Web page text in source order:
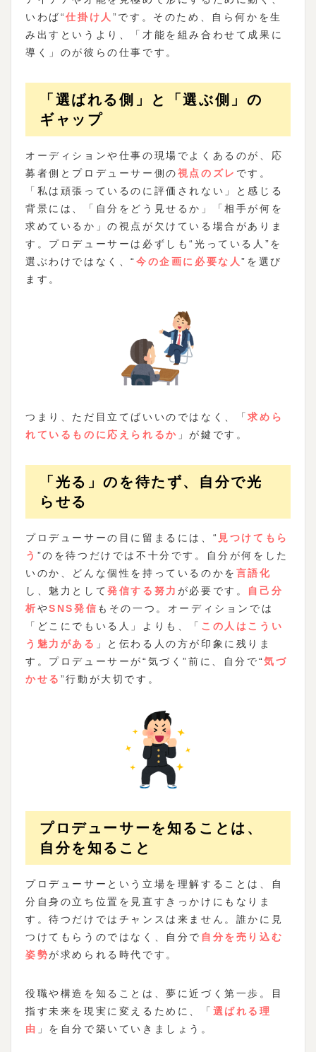
いわば“仕掛け人 ”です。そのため、自ら何かを生
み出すというより、「才能を組み合わせて成果に
導く」のが彼らの仕事です。
「選ばれる側」と「選ぶ側」の
ギャップ
オーディションや仕事の現場でよくあるのが、応
募者側とプロデューサー側の視点のズレ です。
「私は頑張っているのに評価されない」と感じる
背景には、「自分をどう見せるか」「相手が何を
求めているか」の視点が欠けている場合がありま
す。プロデューサーは必ずしも“光っている人”を
選ぶわけではなく、“今の企画に必要な人”を選び
ます。
つまり、ただ目立てばいいのではなく、「求めら
れているものに応えられるか 」が鍵です。
「光る」のを待たず、自分で光
らせる
プロデューサーの目に留まるには、“ 見つけてもら
う ”のを待つだけでは不十分です。自分が何をした
いのか、どんな個性を持っているのかを 言語化
し、魅力として発信する努力 が必要です。 自己分
析やSNS発信 もその一つ。オーディションでは
「どこにでもいる人」よりも、「 この人はこうい
う魅力がある 」と伝わる人の方が印象に残りま
す。プロデューサーが“気づく”前に、自分で“気づ
かせる ”行動が大切です。
プロデューサーを知ることは、
自分を知ること
プロデューサーという立場を理解することは、自
分自身の立ち位置を見直すきっかけにもなりま
す。待つだけではチャンスは来ません。誰かに見
つけてもらうのではなく、自分で 自分を売り込む
姿勢が求められる時代です。
役職や構造を知ることは、夢に近づく第一歩。目
指す未来を現実に変えるために、「 選ばれる理
由 」を自分で築いていきましょう。